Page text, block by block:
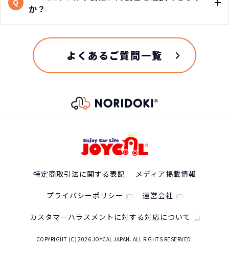
Q
か？
よくあるご質問一覧
特定商取引法に関する表記 メディア掲載情報
プライバシーポリシー 運営会社
カスタマーハラスメントに対する対応について
COPYRIGHT (C) 2026 JOYCAL JAPAN. ALL RIGHTS RESERVED.